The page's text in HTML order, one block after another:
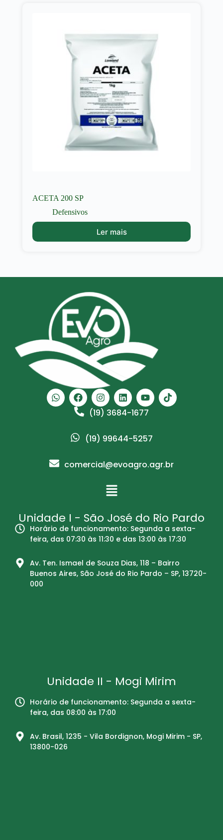
ACETA 200 SP
Defensivos
Ler mais
(19) 3684-1677
(19) 99644-5257
comercial@evoagro.agr.br
Unidade I - São José do Rio Pardo
Horário de funcionamento: Segunda a sexta-
feira, das 07:30 às 11:30 e das 13:00 às 17:30
Av. Ten. Ismael de Souza Dias, 118 – Bairro
Buenos Aires, São José do Rio Pardo – SP, 13720-
000
Unidade II - Mogi Mirim
Horário de funcionamento: Segunda a sexta-
feira, das 08:00 às 17:00
Av. Brasil, 1235 - Vila Bordignon, Mogi Mirim - SP,
13800-026